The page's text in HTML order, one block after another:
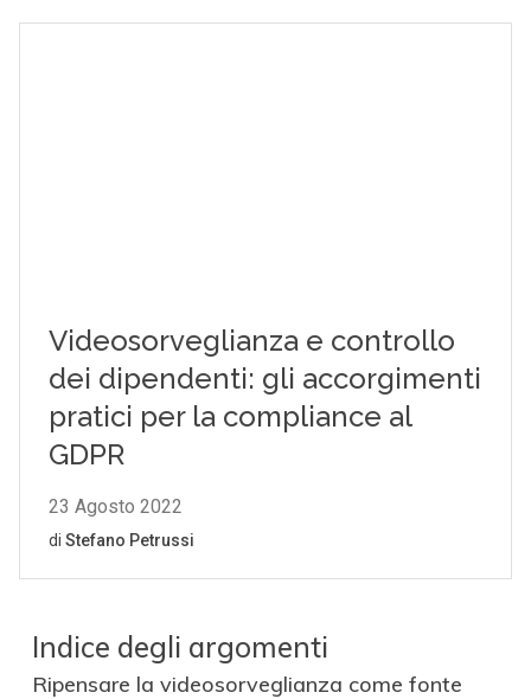
Indice degli argomenti
Ripensare la videosorveglianza come fonte